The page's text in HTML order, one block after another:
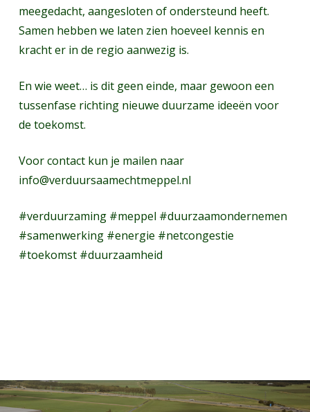
meegedacht, aangesloten of ondersteund heeft.
Samen hebben we laten zien hoeveel kennis en
kracht er in de regio aanwezig is.
En wie weet… is dit geen einde, maar gewoon een
tussenfase richting nieuwe duurzame ideeën voor
de toekomst.
Voor contact kun je mailen naar
info@verduursaamechtmeppel.nl
#verduurzaming #meppel #duurzaamondernemen
#samenwerking #energie #netcongestie
#toekomst #duurzaamheid